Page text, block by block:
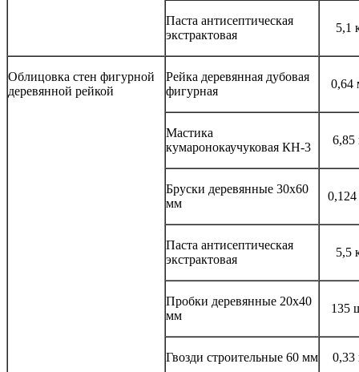
Паста антисептическая
экстрактовая
5,1
Облицовка стен фигурной
деревянной рейкой
Рейка деревянная дубовая
фигурная
0,64
Мастика
кумаронокаучуковая КН-3
6,85
Бруски деревянные 30x60
мм
Паста антисептическая
экстрактовая
5,5
Пробки деревянные 20x40
мм
135
Гвозди строительные 60 мм 0,33